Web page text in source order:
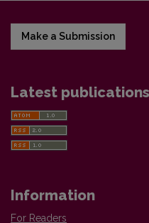
Make a Submission
Latest publications
Information
For Readers